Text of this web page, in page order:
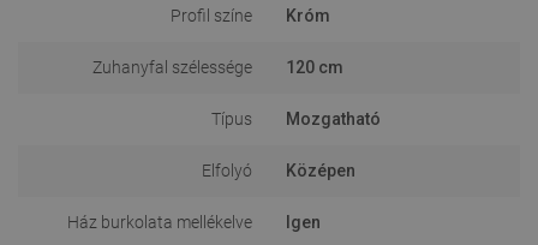
Profil színe Króm
Zuhanyfal szélessége 120 cm
Típus Mozgatható
Elfolyó Középen
Ház burkolata mellékelve Igen